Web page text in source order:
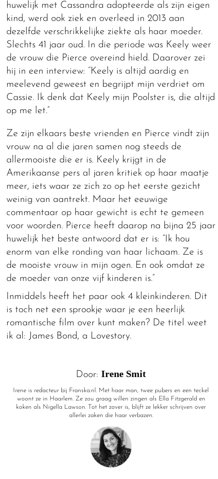
huwelijk met Cassandra adopteerde als zijn eigen
kind, werd ook ziek en overleed in 2013 aan
dezelfde verschrikkelijke ziekte als haar moeder.
Slechts 41 jaar oud. In die periode was Keely weer
de vrouw die Pierce overeind hield. Daarover zei
hij in een interview: “Keely is altijd aardig en
meelevend geweest en begrijpt mijn verdriet om
Cassie. Ik denk dat Keely mijn Poolster is, die altijd
op me let.”
Ze zijn elkaars beste vrienden en Pierce vindt zijn
vrouw na al die jaren samen nog steeds de
allermooiste die er is. Keely krijgt in de
Amerikaanse pers al jaren kritiek op haar maatje
meer, iets waar ze zich zo op het eerste gezicht
weinig van aantrekt. Maar het eeuwige
commentaar op haar gewicht is echt te gemeen
voor woorden. Pierce heeft daarop na bijna 25 jaar
huwelijk het beste antwoord dat er is: “Ik hou
enorm van elke ronding van haar lichaam. Ze is
de mooiste vrouw in mijn ogen. En ook omdat ze
de moeder van onze vijf kinderen is.”
Inmiddels heeft het paar ook 4 kleinkinderen. Dit
is toch net een sprookje waar je een heerlijk
romantische film over kunt maken? De titel weet
ik al: James Bond, a Lovestory.
Door:Irene Smit
Irene is redacteur bij Franska.nl. Met haar man, twee pubers en een teckel
woont ze in Haarlem. Ze zou graag willen zingen als Ella Fitzgerald en
koken als Nigella Lawson. Tot het zover is, blijft ze lekker schrijven over
allerlei zaken die haar verbazen.